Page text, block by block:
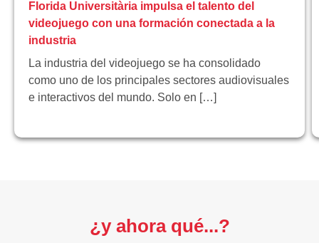
Florida Universitària impulsa el talento del
videojuego con una formación conectada a la
industria
La industria del videojuego se ha consolidado
como uno de los principales sectores audiovisuales
e interactivos del mundo. Solo en […]
¿y ahora qué...?